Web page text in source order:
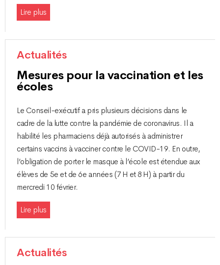
Lire plus
Actualités
Mesures pour la vaccination et les
écoles
Le Conseil-exécutif a pris plusieurs décisions dans le
cadre de la lutte contre la pandémie de coronavirus. Il a
habilité les pharmaciens déjà autorisés à administrer
certains vaccins à vacciner contre le COVID-19. En outre,
l’obligation de porter le masque à l’école est étendue aux
élèves de 5e et de 6e années (7 H et 8 H) à partir du
mercredi 10 février.
Lire plus
Actualités